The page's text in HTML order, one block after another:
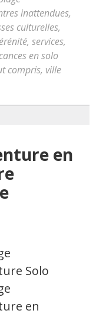
inattendues,
culturelles,
, services,
en solo
compris, ville
en
Solo
en